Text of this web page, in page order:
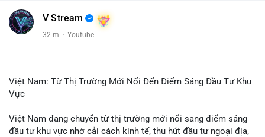
V Stream
32 m · Youtube
Việt Nam: Từ Thị Trường Mới Nổi Đến Điểm Sáng Đầu Tư Khu
Vực
Việt Nam đang chuyển từ thị trường mới nổi sang điểm sáng
đầu tư khu vực nhờ cải cách kinh tế, thu hút đầu tư ngoại địa,